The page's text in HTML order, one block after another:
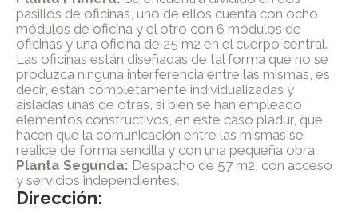
pasillos de oficinas, uno de ellos cuenta con ocho
módulos de oficina y el otro con 6 módulos de
oficinas y una oficina de 25 m2 en el cuerpo central.
Las oficinas están diseñadas de tal forma que no se
produzca ninguna interferencia entre las mismas, es
decir, están completamente individualizadas y
aisladas unas de otras, si bien se han empleado
elementos constructivos, en este caso pladur, que
hacen que la comunicación entre las mismas se
realice de forma sencilla y con una pequeña obra.
Planta Segunda: Despacho de 57 m2, con acceso
y servicios independientes.
Dirección: